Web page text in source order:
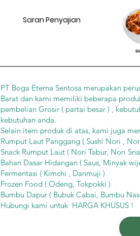
Saran Penyajian
PT Boga Eterna Sentosa merupakan
Barat dan kami memiliki beberapa
pembelian Grosir ( partai besar ) ,
kebutuhan anda.
Selain item produk di atas, kami juga
Rumput Laut Panggang ( Sushi Nori ,
Snack Rumput Laut ( Nori Tabur, Nori
Bahan Dasar Hidangan ( Saus, Minyak
Fermentasi ( Kimchi , Danmuji )
Frozen Food ( Odeng, Tokpokki )
Bumbu Dapur ( Bubuk Cabai, Bumbu
Hubungi kami untuk HARGA KHUSUS !